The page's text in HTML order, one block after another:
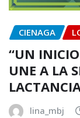
CIENAGA
“UN INICIO
UNE A LA
lina_mbj